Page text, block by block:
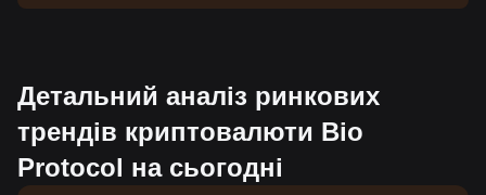
жа Bitget. Останнє оновлення: 2026-08-06 21:27:21.
Детальний аналіз ринкових
трендів криптовалюти Bio
Protocol на сьогодні